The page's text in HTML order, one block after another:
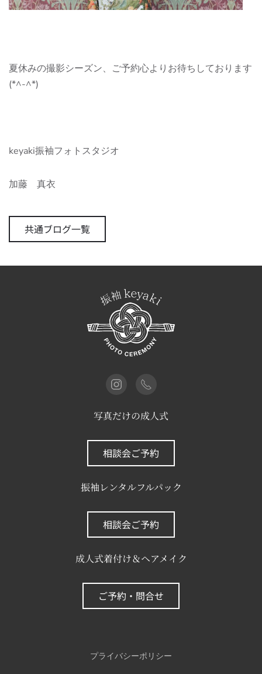
夏休みの撮影シーズン、ご予約心よりお待ちしております
(*^-^*)
keyaki振袖フォトスタジオ
加藤 真衣
共通ブログ一覧
写真だけの成人式
相談会ご予約
振袖レンタルフルパック
相談会ご予約
成人式着付け＆ヘアメイク
ご予約・問合せ
プライバシーポリシー